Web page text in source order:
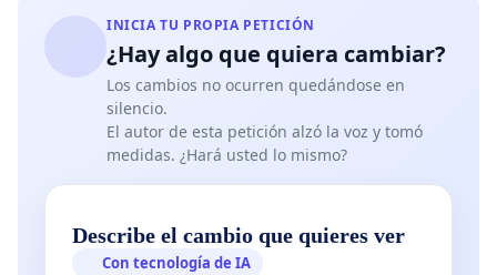
INICIA TU PROPIA PETICIÓN
¿Hay algo que quiera cambiar?
Los cambios no ocurren quedándose en
silencio.
El autor de esta petición alzó la voz y tomó
medidas. ¿Hará usted lo mismo?
Describe el cambio que quieres ver
Con tecnología de IA